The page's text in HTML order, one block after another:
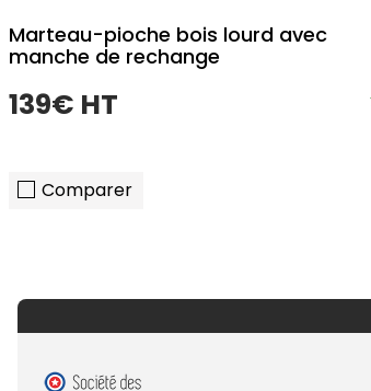
Marteau-pioche bois lourd avec
manche de rechange
139€ HT
Comparer